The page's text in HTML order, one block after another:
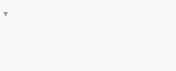
▼